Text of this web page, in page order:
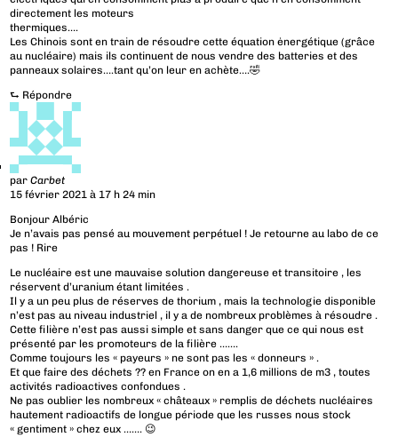
directement les moteurs
thermiques….
Les Chinois sont en train de résoudre cette équation ėnergétique (grâce
au nucléaire) mais ils continuent de nous vendre des batteries et des
panneaux solaires….tant qu’on leur en achète….🤣
⮑ Répondre
parCarbet
15 février 2021 à 17 h 24 min
Bonjour Albéric
Je n’avais pas pensé au mouvement perpétuel ! Je retourne au labo de ce
pas ! Rire
Le nucléaire est une mauvaise solution dangereuse et transitoire , les
réservent d’uranium étant limitées .
Il y a un peu plus de réserves de thorium , mais la technologie disponible
n’est pas au niveau industriel , il y a de nombreux problèmes à résoudre .
Cette filière n’est pas aussi simple et sans danger que ce qui nous est
présenté par les promoteurs de la filière …….
Comme toujours les « payeurs » ne sont pas les « donneurs » .
Et que faire des déchets ?? en France on en a 1,6 millions de m3 , toutes
activités radioactives confondues .
Ne pas oublier les nombreux « châteaux » remplis de déchets nucléaires
hautement radioactifs de longue période que les russes nous stock
« gentiment » chez eux ……. 😉